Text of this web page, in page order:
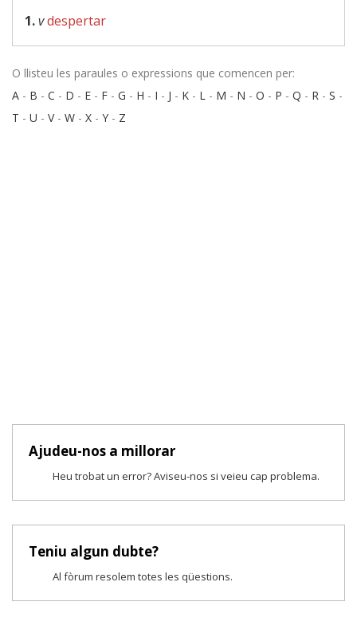
1.vdespertar
O llisteu les paraules o expressions que comencen per:
A - B - C - D - E - F - G - H - I - J - K - L - M - N - O - P - Q - R - S -
T - U - V- W - X - Y - Z
Ajudeu-nos a millorar
Heu trobat un error? Aviseu-nos si veieu cap problema.
Teniu algun dubte?
Al fòrum resolem totes les qüestions.